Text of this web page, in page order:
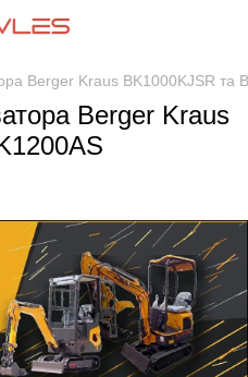
Berger Kraus BK1000KJSR та
Berger Kraus